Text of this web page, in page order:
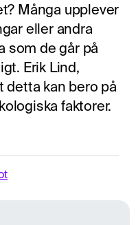
Många upplever
eller andra
som de går på
Erik Lind,
detta kan bero på
faktorer.